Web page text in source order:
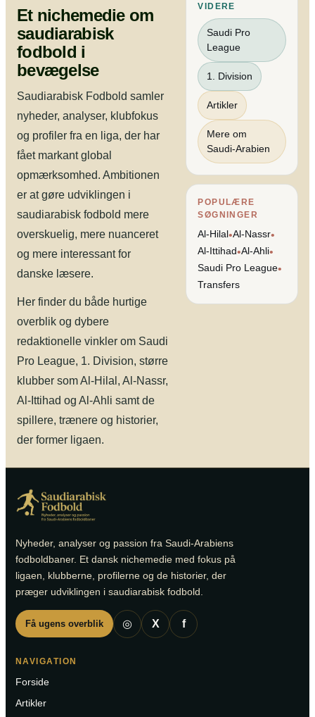
Et nichemedie om
saudiarabisk
fodbold i
bevægelse
Saudiarabisk Fodbold samler
nyheder, analyser, klubfokus
og profiler fra en liga, der har
fået markant global
opmærksomhed. Ambitionen
er at gøre udviklingen i
saudiarabisk fodbold mere
overskuelig, mere nuanceret
og mere interessant for
danske læsere.
Her finder du både hurtige
overblik og dybere
redaktionelle vinkler om Saudi
Pro League, 1. Division, større
klubber som Al-Hilal, Al-Nassr,
Al-Ittihad og Al-Ahli samt de
spillere, trænere og historier,
der former ligaen.
VIDERE
Saudi Pro
League
1. Division
Artikler
Mere om
Saudi-Arabien
POPULÆRE
SØGNINGER
Al-Hilal•Al-Nassr•
Al-Ittihad•Al-Ahli•
Saudi Pro League•
Transfers
Nyheder, analyser og passion fra Saudi-Arabiens
fodboldbaner. Et dansk nichemedie med fokus på
ligaen, klubberne, profilerne og de historier, der
præger udviklingen i saudiarabisk fodbold.
Få ugens overblik ◎ X f
NAVIGATION
Forside
Artikler